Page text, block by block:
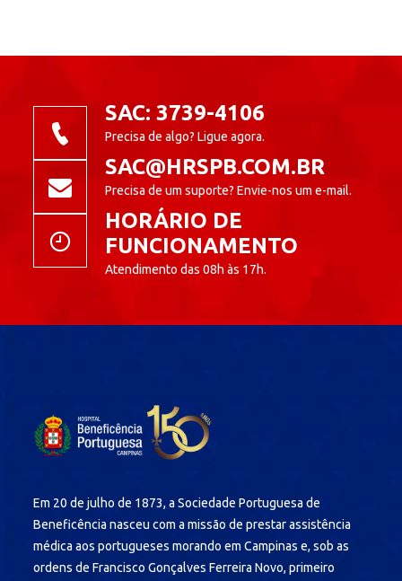
SAC: 3739-4106
Precisa de algo? Ligue agora.
SAC@HRSPB.COM.BR
Precisa de um suporte? Envie-nos um e-mail.
HORÁRIO DE
FUNCIONAMENTO
Atendimento das 08h às 17h.
Em 20 de julho de 1873, a Sociedade Portuguesa de
Beneficência nasceu com a missão de prestar assistência
médica aos portugueses morando em Campinas e, sob as
ordens de Francisco Gonçalves Ferreira Novo, primeiro